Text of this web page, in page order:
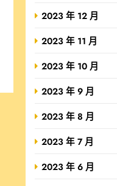
2023 年 12 月
2023 年 11 月
2023 年 10 月
2023 年 9 月
2023 年 8 月
2023 年 7 月
2023 年 6 月